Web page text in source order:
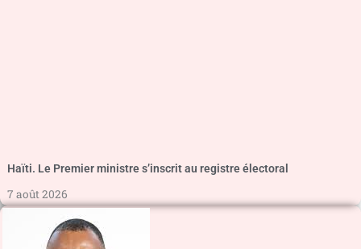
Haïti. Le Premier ministre s’inscrit au registre électoral
7 août 2026